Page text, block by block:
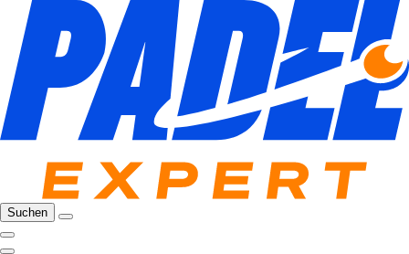
Suchen